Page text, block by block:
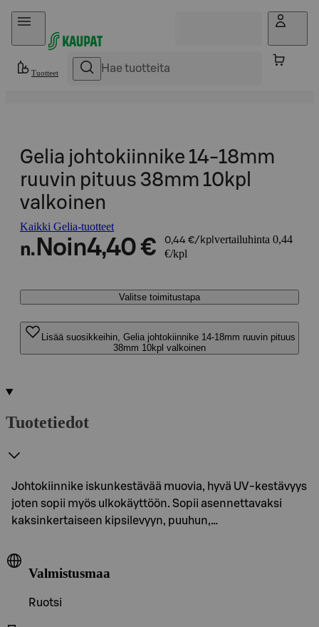
Hyppää sisältöön
Tuotteet
Gelia johtokiinnike 14-18mm
ruuvin pituus 38mm 10kpl
valkoinen
Kaikki Gelia-tuotteet
n. Noin4,40 € 0,44 €/kpl vertailuhinta 0,44
€/kpl
Valitse toimitustapa
Lisää suosikkeihin, Gelia johtokiinnike 14-18mm ruuvin pituus
38mm 10kpl valkoinen
Tuotetiedot
Johtokiinnike iskunkestävää muovia, hyvä UV-kestävyys
joten sopii myös ulkokäyttöön. Sopii asennettavaksi
kaksinkertaiseen kipsilevyyn, puuhun,…
Valmistusmaa
Ruotsi